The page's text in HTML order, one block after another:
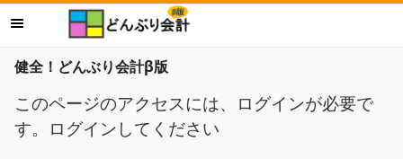
健全！どんぶり会計β版
このページのアクセスには、ログインが必要で
す。ログインしてください